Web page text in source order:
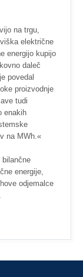
na trgu,
električne
energijo kupijo
daleč
povedal
proizvodnje
tudi
enakih
na MWh.«
bilančne
energije,
odjemalce